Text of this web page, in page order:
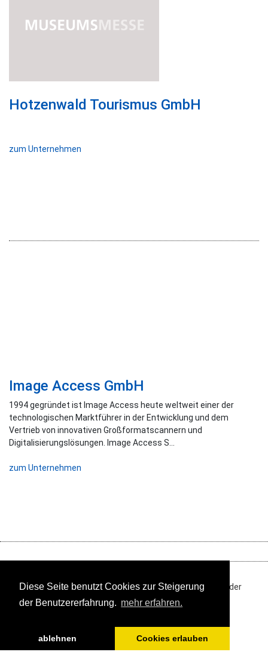
Diese Seite benutzt Cookies zur Steigerung
der Benutzererfahrung. mehr erfahren.
ablehnen Cookies erlauben
Hotzenwald Tourismus GmbH
zum Unternehmen
Image Access GmbH
1994 gegründet ist Image Access heute weltweit einer der
technologischen Marktführer in der Entwicklung und dem
Vertrieb von innovativen Großformatscannern und
Digitalisierungslösungen. Image Access S...
zum Unternehmen
Ihre Online-Fachmesse für Museen und die ganze Welt der
Kultur
2019-2026 // museum.de